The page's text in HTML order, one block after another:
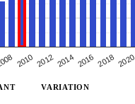
2010 2012 2014 2016 2018 2020
VARIATION